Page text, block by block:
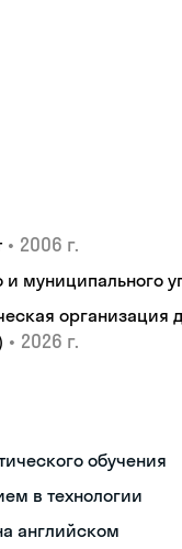
• 2006 г.
муниципального
организация
• 2026 г.
обучения
в технологии
английском